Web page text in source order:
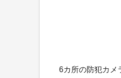
6カ所の防犯カメ